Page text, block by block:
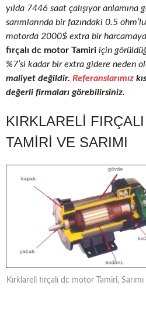
yılda 7446 saat çalışıyor anlamına
sarımlarında bir fazındaki 0.5
motorda 2000$ extra bir
fırçalı dc motor Tamiri için
%7’si kadar bir extra gidere neden
maliyet değildir. Referanslarımız
değerli firmaları görebilirsiniz.
KIRKLARELI
TAMIRI VE SARIMI
Kırklareli fırçalı dc motor Tamiri, Sarımı